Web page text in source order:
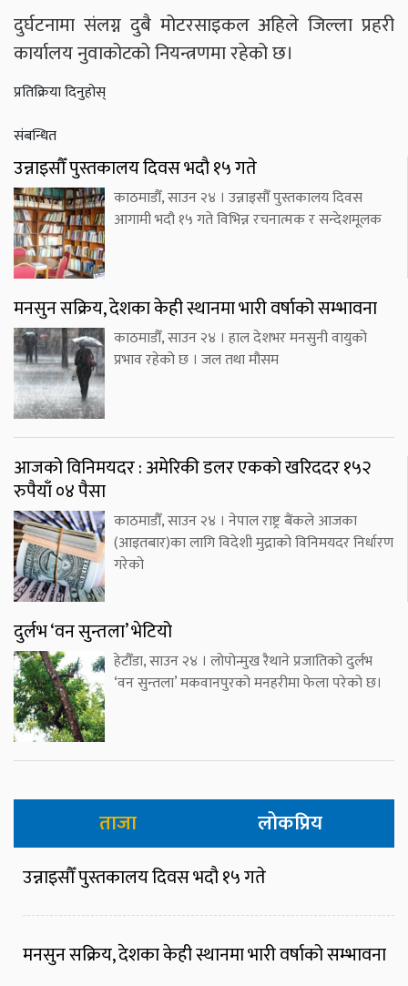
दुर्घटनामा संलग्न दुबै मोटरसाइकल अहिले जिल्ला प्रहरी
कार्यालय नुवाकोटको नियन्त्रणमा रहेको छ।
प्रतिक्रिया दिनुहोस्
संबन्धित
उन्नाइसौँ पुस्तकालय दिवस भदौ १५ गते
काठमाडौँ, साउन २४ । उन्नाइसौँ पुस्तकालय दिवस
आगामी भदौ १५ गते विभिन्न रचनात्मक र सन्देशमूलक
मनसुन सक्रिय, देशका केही स्थानमा भारी वर्षाको सम्भावना
काठमाडौँ, साउन २४ । हाल देशभर मनसुनी वायुको
प्रभाव रहेको छ । जल तथा मौसम
आजको विनिमयदर : अमेरिकी डलर एकको खरिददर १५२
रुपैयाँ ०४ पैसा
काठमाडौँ, साउन २४ । नेपाल राष्ट्र बैंकले आजका
(आइतबार)का लागि विदेशी मुद्राको विनिमयदर निर्धारण
गरेको
दुर्लभ ‘वन सुन्तला’ भेटियो
हेटौँडा, साउन २४ । लोपोन्मुख रैथाने प्रजातिको दुर्लभ
‘वन सुन्तला’ मकवानपुरको मनहरीमा फेला परेको छ।
ताजा लोकप्रिय
उन्नाइसौँ पुस्तकालय दिवस भदौ १५ गते
मनसुन सक्रिय, देशका केही स्थानमा भारी वर्षाको सम्भावना